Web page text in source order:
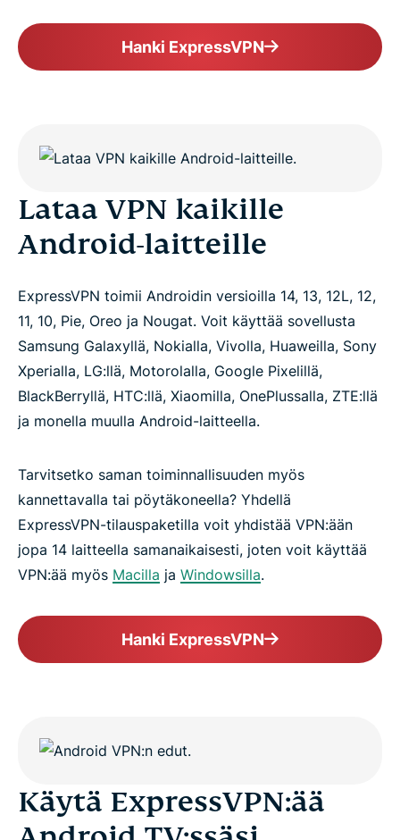
Hanki ExpressVPN
Lataa VPN kaikille
Android-laitteille
ExpressVPN toimii Androidin versioilla 14, 13, 12L, 12,
11, 10, Pie, Oreo ja Nougat. Voit käyttää sovellusta
Samsung Galaxyllä, Nokialla, Vivolla, Huaweilla, Sony
Xperialla, LG:llä, Motorolalla, Google Pixelillä,
BlackBerryllä, HTC:llä, Xiaomilla, OnePlussalla, ZTE:llä
ja monella muulla Android-laitteella.
Tarvitsetko saman toiminnallisuuden myös
kannettavalla tai pöytäkoneella? Yhdellä
ExpressVPN-tilauspaketilla voit yhdistää VPN:ään
jopa 14 laitteella samanaikaisesti, joten voit käyttää
VPN:ää myös Macilla ja Windowsilla.
Hanki ExpressVPN
Käytä ExpressVPN:ää